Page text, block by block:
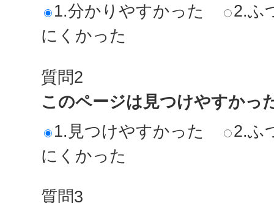
1.分かりやすかった
2.ふ
にくかった
質問2
このページは見つけやすかっ
1.見つけやすかった
2.ふ
にくかった
質問3